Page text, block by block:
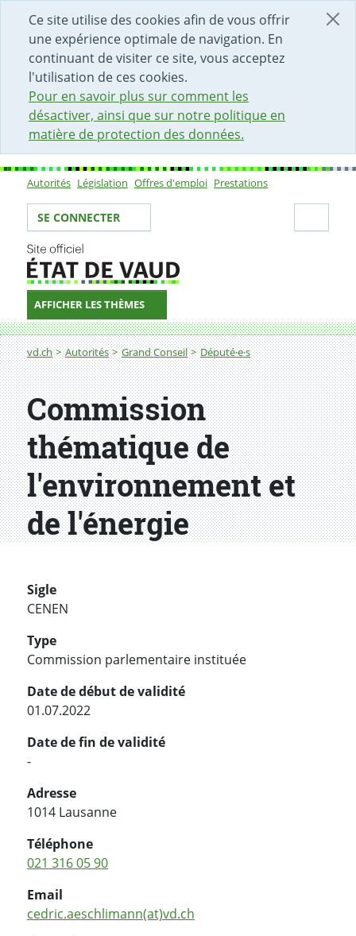
Ce site utilise des cookies afin de vous offrir
une expérience optimale de navigation. En
continuant de visiter ce site, vous acceptez
l'utilisation de ces cookies.
Pour en savoir plus sur comment les
désactiver, ainsi que sur notre politique en
matière de protection des données.
DÉBUT DU CONTENU DE LA PAGE
ACCÈS AU CHAMP DE RECHERCHE
PAGE D'ACCUEIL
FORMULAIRE DE CONTACT
Sous-navigation
Autorités Législation Offres d'emploi Prestations
Votre identité
SE CONNECTER
AFFICHER LES THÈMES
Fil d'Ariane
vd.ch Autorités Grand Conseil Député·e·s
Commission
thématique de
l'environnement et
de l'énergie
Sigle
CENEN
Type
Commission parlementaire instituée
Date de début de validité
01.07.2022
Date de fin de validité
-
Adresse
1014 Lausanne
Téléphone
021 316 05 90
Email
cedric.aeschlimann(at)vd.ch